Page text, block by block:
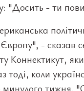
"Досить - ти
- сказав
Коннектикут,
тоді, коли
минулого тижня.